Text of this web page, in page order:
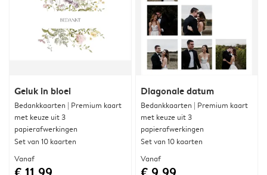
Geluk in bloei
Bedankkaarten | Premium kaart
met keuze uit 3
papierafwerkingen
Set van 10 kaarten
Vanaf
Diagonale datum
Bedankkaarten | Premium kaart
met keuze uit 3
papierafwerkingen
Set van 10 kaarten
Vanaf